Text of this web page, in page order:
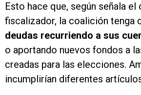
Esto hace que, según señala el
fiscalizador, la coalición tenga
deudas recurriendo a sus
o aportando nuevos fondos a
creadas para las elecciones.
incumplirían diferentes